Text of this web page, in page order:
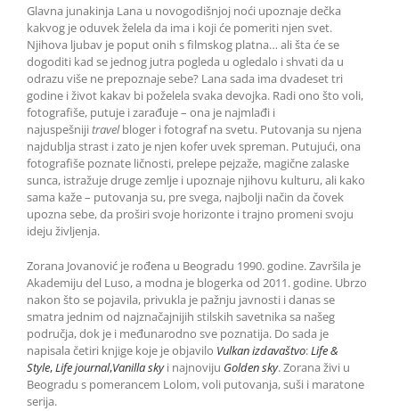
Glavna junakinja Lana u novogodišnjoj noći upoznaje dečka
kakvog je oduvek želela da ima i koji će pomeriti njen svet.
Njihova ljubav je poput onih s filmskog platna… ali šta će se
dogoditi kad se jednog jutra pogleda u ogledalo i shvati da u
odrazu više ne prepoznaje sebe? Lana sada ima dvadeset tri
godine i život kakav bi poželela svaka devojka. Radi ono što voli,
fotografiše, putuje i zarađuje – ona je najmlađi i
najuspešnijitravelbloger i fotograf na svetu. Putovanja su njena
najdublja strast i zato je njen kofer uvek spreman. Putujući, ona
fotografiše poznate ličnosti, prelepe pejzaže, magične zalaske
sunca, istražuje druge zemlje i upoznaje njihovu kulturu, ali kako
sama kaže – putovanja su, pre svega, najbolji način da čovek
upozna sebe, da proširi svoje horizonte i trajno promeni svoju
ideju življenja.
Zorana Jovanović je rođena u Beogradu 1990. godine. Završila je
Akademiju del Luso, a modna je blogerka od 2011. godine. Ubrzo
nakon što se pojavila, privukla je pažnju javnosti i danas se
smatra jednim od najznačajnijih stilskih savetnika sa našeg
područja, dok je i međunarodno sve poznatija. Do sada je
napisala četiri knjige koje je objavilo Vulkan izdavaštvo:Life &
Style,Life journal,Vanilla sky i najnoviju Golden sky.Zorana živi u
Beogradu s pomerancem Lolom, voli putovanja, suši i maratone
serija.